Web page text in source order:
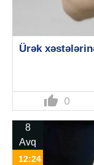
Ürək
thumb_up 0
8
Avq
12:24